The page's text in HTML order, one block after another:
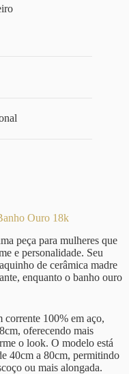
Ouro 18k
peça para mulheres que
e personalidade. Seu
de cerâmica madre
enquanto o banho ouro
corrente 100% em aço,
oferecendo mais
o look. O modelo está
40cm a 80cm, permitindo
ou mais alongada.